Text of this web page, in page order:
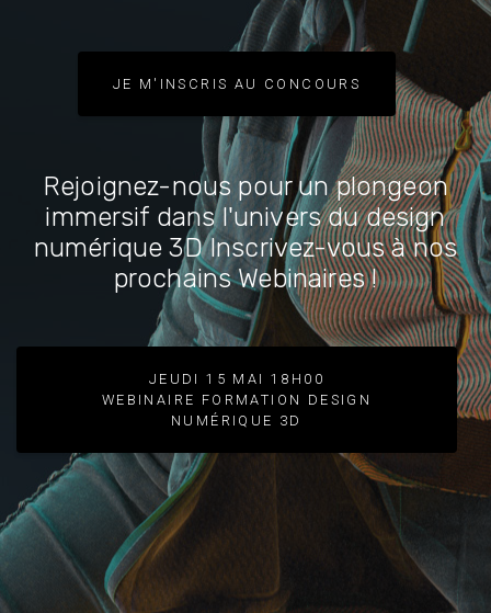
JE M'INSCRIS AU CONCOURS
Rejoignez-nous pour un plongeon
immersif dans l'univers du design
numérique 3D Inscrivez-vous à nos
prochains Webinaires !
JEUDI 15 MAI 18H00
WEBINAIRE FORMATION DESIGN
NUMÉRIQUE 3D